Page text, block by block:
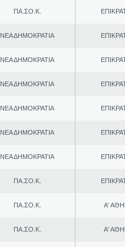
ΠΑ.ΣΟ.Κ.
ΝΕΑ ΔΗΜΟΚΡΑΤΙΑ
ΝΕΑ ΔΗΜΟΚΡΑΤΙΑ
ΝΕΑ ΔΗΜΟΚΡΑΤΙΑ
ΝΕΑ ΔΗΜΟΚΡΑΤΙΑ
ΝΕΑ ΔΗΜΟΚΡΑΤΙΑ
ΝΕΑ ΔΗΜΟΚΡΑΤΙΑ
ΠΑ.ΣΟ.Κ.
ΠΑ.ΣΟ.Κ. Α'
ΠΑ.ΣΟ.Κ. Α'